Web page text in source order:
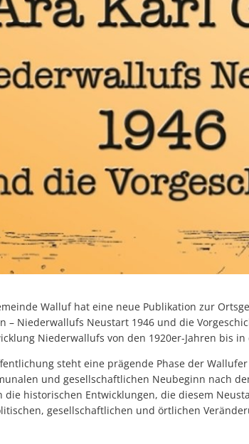
Walluf hat eine neue Publikation zur
– Niederwallufs Neustart 1946 und die
Niederwallufs von den 1920er-Jahren bis
steht eine prägende Phase der
und gesellschaftlichen Neubeginn nach
historischen Entwicklungen, die diesem
gesellschaftlichen und örtlichen